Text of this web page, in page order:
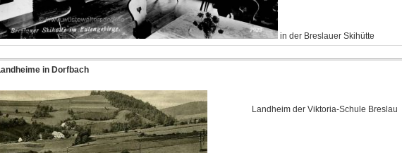
in der Breslauer Skihütte
in Dorfbach
Landheim der Viktoria-Schule Breslau